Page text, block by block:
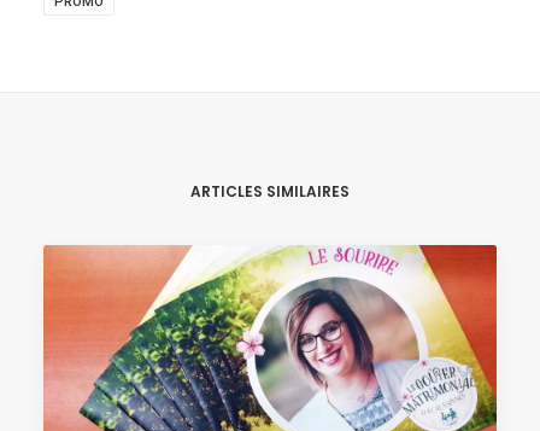
ARTICLES SIMILAIRES